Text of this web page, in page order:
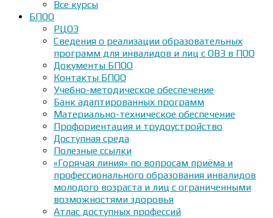
Все курсы
БПОО
РЦОЭ
Сведения о реализации образовательных
программ для инвалидов и лиц с ОВЗ в ПОО
Документы БПОО
Контакты БПОО
Учебно-методическое обеспечение
Банк адаптированных программ
Материально-техническое обеспечение
Профориентация и трудоустройство
Доступная среда
Полезные ссылки
«Горячая линия» по вопросам приёма и
профессионального образования инвалидов
молодого возраста и лиц с ограниченными
возможностями здоровья
Атлас доступных профессий